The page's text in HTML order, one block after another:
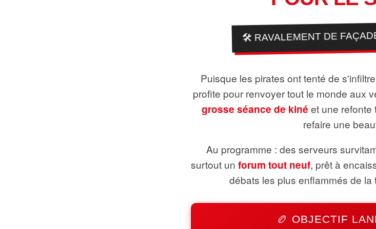
🛠️ RAVALEMENT DE
Puisque les pirates ont tenté de
profite pour renvoyer tout le monde aux
grosse séance de kiné et une refonte
refaire une
Au programme : des serveurs
surtout un forum tout neuf, prêt à
débats les plus enflammés de la
🏉 OBJECTIF